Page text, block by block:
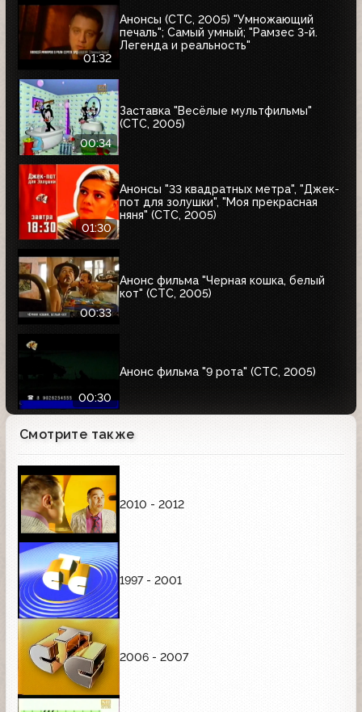
01:32
Анонсы (СТС, 2005) "Умножающий
печаль"; Самый умный; "Рамзес 3-й.
Легенда и реальность"
00:34
Заставка "Весёлые мультфильмы"
(СТС, 2005)
01:30
Анонсы "33 квадратных метра", "Джек-
пот для золушки", "Моя прекрасная
няня" (СТС, 2005)
00:33
Анонс фильма "Черная кошка, белый
кот" (СТС, 2005)
00:30
Анонс фильма "9 рота" (СТС, 2005)
Смотрите также
2010 - 2012
1997 - 2001
2006 - 2007